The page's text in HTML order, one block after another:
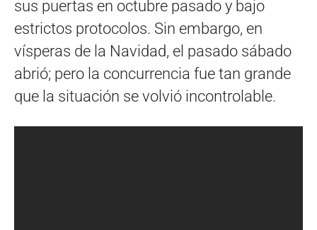
sus puertas en octubre pasado y bajo
estrictos protocolos. Sin embargo, en
vísperas de la Navidad, el pasado sábado
abrió; pero la concurrencia fue tan grande
que la situación se volvió incontrolable.